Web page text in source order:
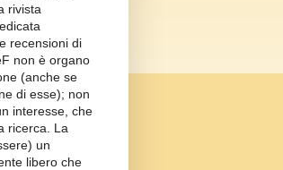
rivista
recensioni di
non è organo
(anche se
di esse); non
interesse, che
ricerca. La
un
libero che